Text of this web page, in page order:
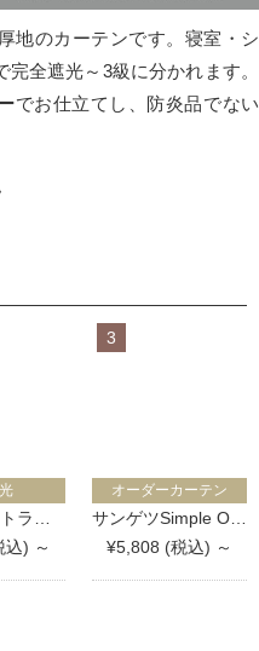
地のカーテンです。寝室・シ
全遮光～3級に分かれます。
でお仕立てし、防炎品でない
) ～
オーダーカーテン
サンゲツSimple Order OP3143-OP3147 シャイニープレーン(全5色)
¥5,808 (税込) ～